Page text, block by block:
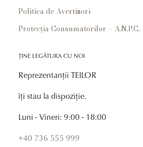
Politica de Avertizori
Protecția Consumatorilor – A.N.P.C.
ȚINE LEGĂTURA CU NOI
Reprezentanții TEILOR
îți stau la dispoziție.
Luni - Vineri: 9:00 - 18:00
+40 736 555 999